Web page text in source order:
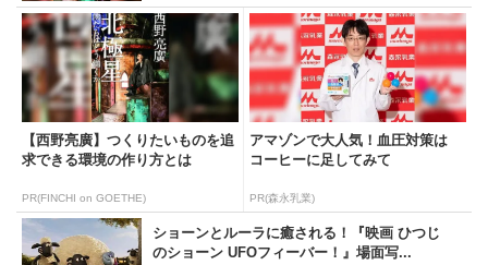
【西野亮廣】つくりたいものを追
求できる環境の作り方とは
PR(FINCHI on GOETHE)
アマゾンで大人気！血圧対策は
コーヒーに足してみて
PR(森永乳業)
ショーンとルーラに癒される！『映画 ひつじ
のショーン UFOフィーバー！』場面写...